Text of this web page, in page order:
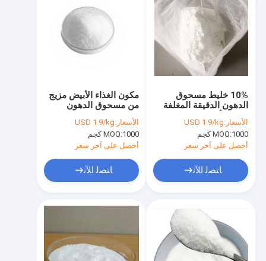
المنتجات
مقاطع فيديو
مكون الغذاء الأبيض مزيج
من مسحوق الدهون
المكبسلة في الكبسولة
الدقيقة 5% زيت جوز
الهند
الأسعار:USD 1.9/kg
MOQ:1000 كجم
أحصل على آخر سعر
ﺎﺘﺼﻟ ﺍﻶﻧ
10% خليط مسحوق
الدهون الدقيقة المغلفة
بزيت الأرز كمكون علف
الأسعار:USD 1.9/kg
MOQ:1000 كجم
أحصل على آخر سعر
ﺎﺘﺼﻟ ﺍﻶﻧ